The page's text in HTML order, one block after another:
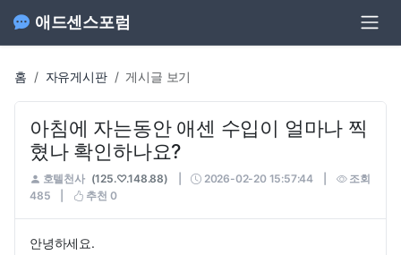
애드센스포럼
홈 자유게시판 게시글 보기
아침에 자는동안 애센 수입이 얼마나 찍
혔나 확인하나요?
호텔천사 (125.♡.148.88) 2026-02-20 15:57:44
조회
485
추천 0
안녕하세요.